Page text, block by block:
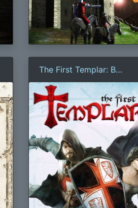
The First Templar: В
поисках Святого Грааля